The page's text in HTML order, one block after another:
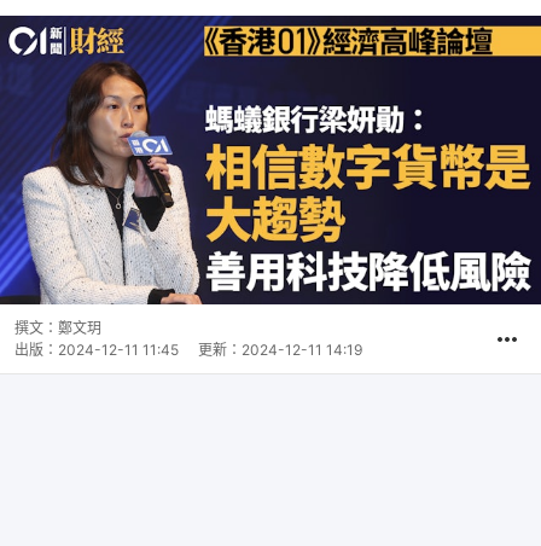
撰文： 鄭文玥
出版： 2024-12-11 11:45 更新： 2024-12-11 14:19